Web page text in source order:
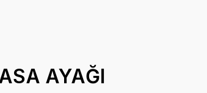
AYAĞI